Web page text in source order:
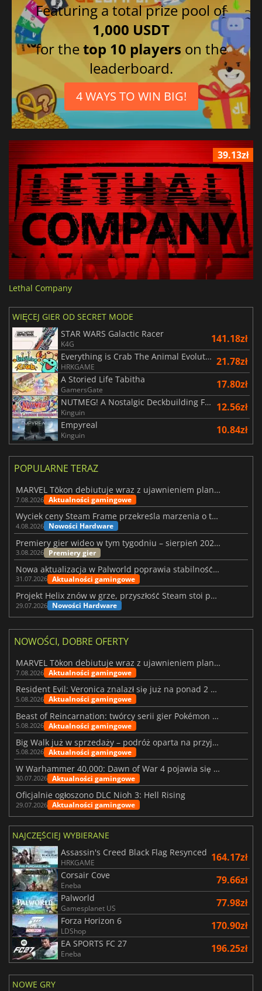
Featuring a total prize pool of
1,000 USDT
for thetop 10 players on the
leaderboard.
4 WAYS TO WIN BIG!
39.13zł
Lethal Company
WIĘCEJ GIER OD SECRET MODE
STAR WARS Galactic Racer
K4G 141.18zł
Everything is Crab The Animal Evolution Roguelite
HRKGAME 21.78zł
A Storied Life Tabitha
GamersGate 17.80zł
NUTMEG! A Nostalgic Deckbuilding Football Manager
Kinguin 12.56zł
Empyreal
Kinguin 10.84zł
POPULARNE TERAZ
MARVEL Tōkon debiutuje wraz z ujawnieniem planu rozwoju na pierwszy rok
7.08.2026 Aktualności gamingowe
Wyciek ceny Steam Frame przekreśla marzenia o tanim zestawie VR
4.08.2026 Nowości Hardware
Premiery gier wideo w tym tygodniu – sierpień 2026 r. (32. tydzień)
3.08.2026 Premiery gier
Nowa aktualizacja w Palworld poprawia stabilność Sunreach i walk z bossami
31.07.2026 Aktualności gamingowe
Projekt Helix znów w grze, przyszłość Steam stoi pod znakiem zapytania
29.07.2026 Nowości Hardware
NOWOŚCI, DOBRE OFERTY
MARVEL Tōkon debiutuje wraz z ujawnieniem planu rozwoju na pierwszy rok
7.08.2026 Aktualności gamingowe
Resident Evil: Veronica znalazł się już na ponad 2 milionach list życzeń
5.08.2026 Aktualności gamingowe
Beast of Reincarnation: twórcy serii gier Pokémon wkraczają na nową ścieżkę
5.08.2026 Aktualności gamingowe
Big Walk już w sprzedaży – podróż oparta na przyjaźni
5.08.2026 Aktualności gamingowe
W Warhammer 40,000: Dawn of War 4 pojawia się frakcja Nekronów
30.07.2026 Aktualności gamingowe
Oficjalnie ogłoszono DLC Nioh 3: Hell Rising
29.07.2026 Aktualności gamingowe
NAJCZĘŚCIEJ WYBIERANE
Assassin's Creed Black Flag Resynced
HRKGAME 164.17zł
Corsair Cove
Eneba 79.66zł
Palworld
Gamesplanet US 77.98zł
Forza Horizon 6
LDShop 170.90zł
EA SPORTS FC 27
Eneba 196.25zł
NOWE GRY